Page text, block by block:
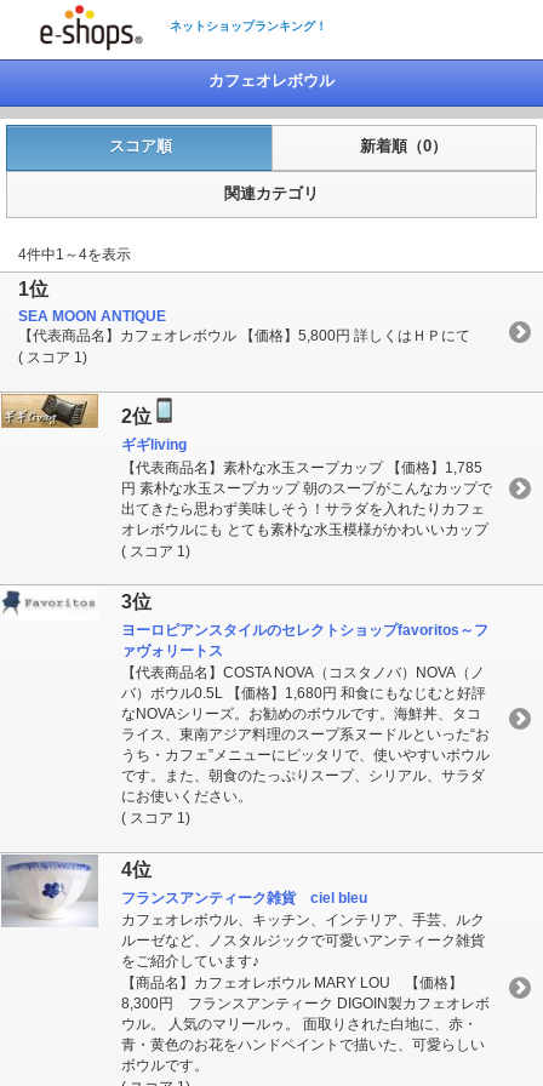
ネットショップランキング！
カフェオレボウル
スコア順 新着順（0）
関連カテゴリ
4件中1～4を表示
1位
SEA MOON ANTIQUE
【代表商品名】カフェオレボウル 【価格】5,800円 詳しくはＨＰにて
( スコア 1)
2位
ギギliving
【代表商品名】素朴な水玉スープカップ 【価格】1,785
円 素朴な水玉スープカップ 朝のスープがこんなカップで
出てきたら思わず美味しそう！サラダを入れたりカフェ
オレボウルにも とても素朴な水玉模様がかわいいカップ
( スコア 1)
3位
ヨーロピアンスタイルのセレクトショップfavoritos～フ
ァヴォリートス
【代表商品名】COSTA NOVA（コスタノバ）NOVA（ノ
バ）ボウル0.5L 【価格】1,680円 和食にもなじむと好評
なNOVAシリーズ。お勧めのボウルです。海鮮丼、タコ
ライス、東南アジア料理のスープ系ヌードルといった“お
うち・カフェ”メニューにピッタリで、使いやすいボウル
です。また、朝食のたっぷりスープ、シリアル、サラダ
にお使いください。
( スコア 1)
4位
フランスアンティーク雑貨 ciel bleu
カフェオレボウル、キッチン、インテリア、手芸、ルク
ルーゼなど、ノスタルジックで可愛いアンティーク雑貨
をご紹介しています♪
【商品名】カフェオレボウル MARY LOU 【価格】
8,300円 フランスアンティーク DIGOIN製カフェオレボ
ウル。 人気のマリールゥ。 面取りされた白地に、赤・
青・黄色のお花をハンドペイントで描いた、可愛らしい
ボウルです。